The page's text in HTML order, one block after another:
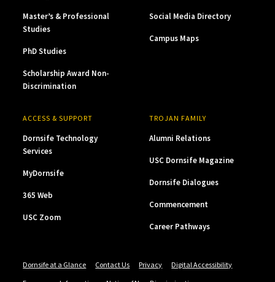
Master’s & Professional
Studies
PhD Studies
Scholarship Award Non-
Discrimination
Social Media Directory
Campus Maps
ACCESS & SUPPORT
Dornsife Technology
Services
MyDornsife
365 Web
USC Zoom
TROJAN FAMILY
Alumni Relations
USC Dornsife Magazine
Dornsife Dialogues
Commencement
Career Pathways
Dornsife at a Glance Contact Us Privacy
Digital Accessibility